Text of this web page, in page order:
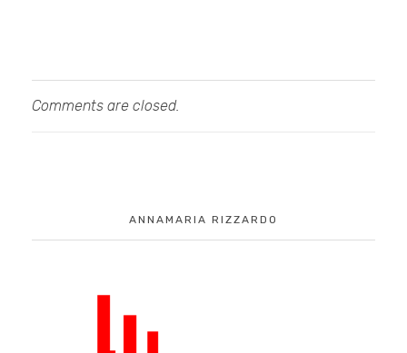
Comments are closed.
ANNAMARIA RIZZARDO